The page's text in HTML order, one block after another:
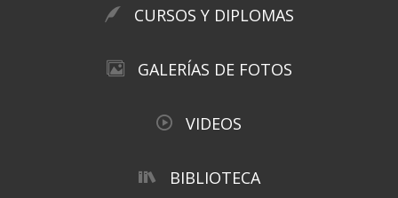
CURSOS Y DIPLOMAS
GALERÍAS DE FOTOS
VIDEOS
BIBLIOTECA